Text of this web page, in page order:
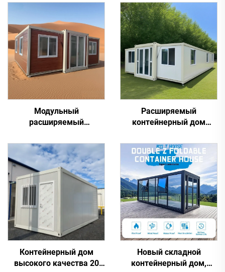
Модульный
расширяемый
роскошный сборный
расширяемый дом-
вилла с 2–3 спальнями
для отеля
Расширяемый
контейнерный дом
Трехспальный дом-
контейнер
Контейнерный дом
высокого качества 20
Новый складной
контейнерный дом,